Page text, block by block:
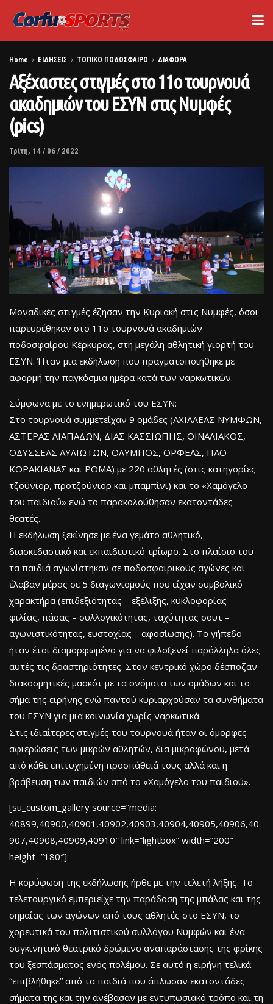
Home ΕΙΔΗΣΕΙΣ ΤΟΠΙΚΟ ΠΟΔΟΣΦΑΙΡΟ ΔΙΑΦΟΡΑ
Αξέχαστες στιγμές στο 11ο τουρνουά
ακαδημιών του ΕΣΥΝ στις Νυμφές
(pics)
Τρίτη, 14 / 06 / 2022
Μοναδικές στιγμές έζησαν την Κυριακή στις Νυμφές, όσοι
παρευρέθηκαν στο 11ο τουρνουά ακαδημιών
ποδοσφαίρου Κέρκυρας, στη μεγάλη αθλητική γιορτή του
ΕΣΥΝ. Ήταν μια εκδήλωση που πραγματοποιήθηκε με
αφορμή την παγκόσμια ημέρα κατά των ναρκωτικών.
Σύμφωνα με το ενημερωτικό του ΕΣΥΝ:
Στο τουρνουά συμμετείχαν 9 ομάδες (ΑΧΙΛΛΕΑΣ ΝΥΜΦΩΝ,
ΑΣΤΕΡΑΣ ΛΙΑΠΑΔΩΝ, ΔΙΑΣ ΚΑΣΣΙΩΠΗΣ, ΘΙΝΑΛΙΑΚΟΣ,
ΟΔΥΣΣΕΑΣ ΑΥΛΙΩΤΩΝ, ΟΛΥΜΠΟΣ, ΟΡΦΕΑΣ, ΠΑΟ
ΚΟΡΑΚΙΑΝΑΣ και ΡΟΜΑ) με 220 αθλητές (στις κατηγορίες
τζούνιορ, προτζούνιορ και μπαμπίνι) και το «Χαμόγελο
του παιδιού» ενώ το παρακολούθησαν εκατοντάδες
θεατές.
Η εκδήλωση ξεκίνησε με ένα γεμάτο αθλητικό,
διασκεδαστικό και εκπαιδευτικό τρίωρο. Στο πλαίσιο του
τα παιδιά αγωνίστηκαν σε ποδοσφαιρικούς αγώνες και
έλαβαν μέρος σε 5 διαγωνισμούς που είχαν συμβολικό
χαρακτήρα (επιδεξιότητας – εξέλιξης, κυκλοφορίας –
φιλίας, πάσας – συλλογικότητας, ταχύτητας σουτ –
αγωνιστικότητας, ευστοχίας – αφοσίωσης). Το γήπεδο
ήταν έτσι διαμορφωμένο για να φιλοξενεί παράλληλα όλες
αυτές τις δραστηριότητες. Στον κεντρικό χώρο δέσποζαν
διακοσμητικές μασκότ με τα ονόματα των ομάδων και το
σήμα της ειρήνης ενώ παντού κυριαρχούσαν τα συνθήματα
του ΕΣΥΝ για μια κοινωνία χωρίς ναρκωτικά.
Στις ιδιαίτερες στιγμές του τουρνουά ήταν οι όμορφες
αφιερώσεις των μικρών αθλητών, δια μικροφώνου, μετά
από κάθε επιτυχημένη προσπάθειά τους αλλά και η
βράβευση των παιδιών από το «Χαμόγελο του παιδιού».
[su_custom_gallery source=”media:
40899,40900,40901,40902,40903,40904,40905,40906,40
907,40908,40909,40910″ link=”lightbox” width=”200″
height=”180″]
Η κορύφωση της εκδήλωσης ήρθε με την τελετή λήξης. Το
τελετουργικό εμπεριείχε την παράδοση της μπάλας και της
σημαίας των αγώνων από τους αθλητές στο ΕΣΥΝ, το
χορευτικά του πολιτιστικού συλλόγου Νυμφών και ένα
συγκινητικό θεατρικό δρώμενο αναπαράστασης της φρίκης
του ξεσπάσματος ενός πολέμου. Σε αυτό η ειρήνη τελικά
“επιβλήθηκε” από τα παιδιά που άπλωσαν εκατοντάδες
σήματα της και την ανέβασαν με εντυπωσιακό τρόπο και τη